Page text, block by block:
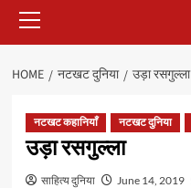
Menu
HOME नटखट दुनिया उड़ा रसगुल्ला
नटखट कहानियाँ नटखट दुनिया
उड़ा रसगुल्ला
साहित्य दुनिया June 14, 2019